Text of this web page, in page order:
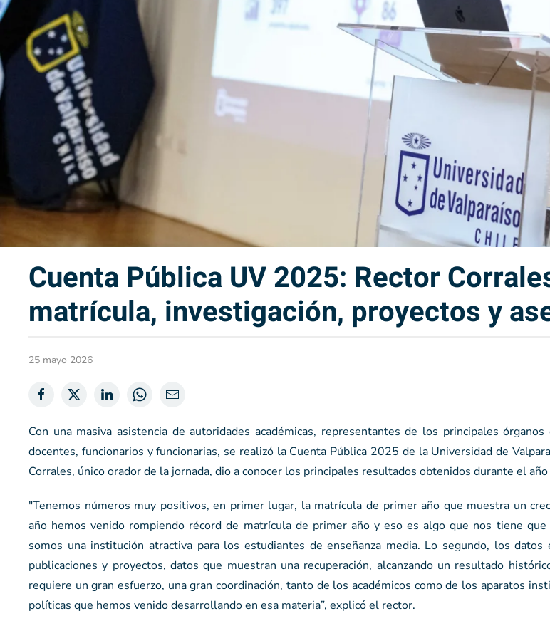
Cuenta Pública UV 2025: Rector
matrícula, investigación, proyectos y
25 mayo 2026
Con una masiva asistencia de autoridades académicas, representantes de los principales
docentes, funcionarios y funcionarias, se realizó la Cuenta Pública 2025 de la Universidad de
Corrales, único orador de la jornada, dio a conocer los principales resultados obtenidos durante el año
"Tenemos números muy positivos, en primer lugar, la matrícula de primer año que muestra un
año hemos venido rompiendo récord de matrícula de primer año y eso es algo que nos tiene
somos una institución atractiva para los estudiantes de enseñanza media. Lo segundo, los datos
publicaciones y proyectos, datos que muestran una recuperación, alcanzando un resultado
requiere un gran esfuerzo, una gran coordinación, tanto de los académicos como de los aparatos
políticas que hemos venido desarrollando en esa materia”, explicó el rector.